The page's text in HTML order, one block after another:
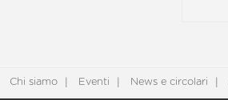
Chi siamo Eventi News e circolari